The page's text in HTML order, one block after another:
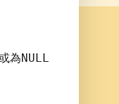
為NULL